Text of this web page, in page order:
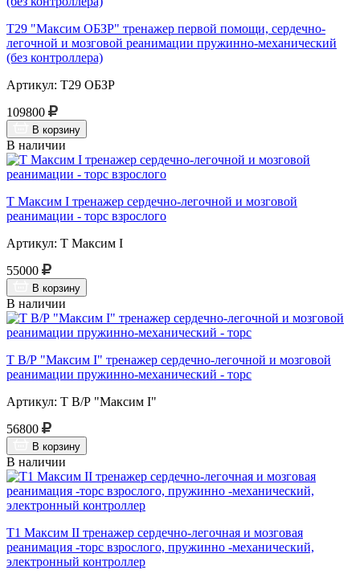
Т29 "Максим ОБЗР" тренажер первой помощи, сердечно-
легочной и мозговой реанимации пружинно-механический
(без контроллера)
Артикул: Т29 ОБЗР
109800
В корзину
В наличии
Т Максим I тренажер сердечно-легочной и мозговой
реанимации - торс взрослого
Артикул: Т Максим I
55000
В корзину
В наличии
Т В/Р "Максим I" тренажер сердечно-легочной и мозговой
реанимации пружинно-механический - торс
Артикул: Т В/Р "Максим I"
56800
В корзину
В наличии
Т1 Максим II тренажер сердечно-легочная и мозговая
реанимация -торс взрослого, пружинно -механический,
электронный контроллер